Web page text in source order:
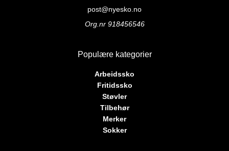
velges
produktsiden
post@nyesko.no
Org.nr 918456546
Populære kategorier
Arbeidssko
Fritidssko
Støvler
Tilbehør
Merker
Sokker